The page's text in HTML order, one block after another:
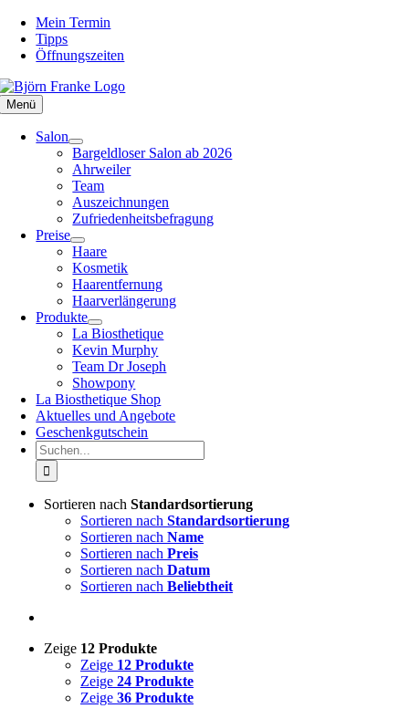
Zum
Inhalt
springen
Mein Termin
Tipps
Öffnungszeiten
Menü
Salon
Bargeldloser Salon ab 2026
Ahrweiler
Team
Auszeichnungen
Zufriedenheitsbefragung
Preise
Haare
Kosmetik
Haarentfernung
Haarverlängerung
Produkte
La Biosthetique
Kevin Murphy
Team Dr Joseph
Showpony
La Biosthetique Shop
Aktuelles und Angebote
Geschenkgutschein
Suche
nach:
Sortieren nach Standardsortierung
Sortieren nach Standardsortierung
Sortieren nach Name
Sortieren nach Preis
Sortieren nach Datum
Sortieren nach Beliebtheit
Zeige 12 Produkte
Zeige 12 Produkte
Zeige 24 Produkte
Zeige 36 Produkte